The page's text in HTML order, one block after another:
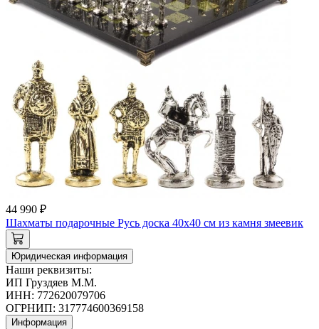
44 990 ₽
Шахматы подарочные Русь доска 40х40 см из камня змеевик
Юридическая информация
Наши реквизиты:
ИП Груздяев М.М.
ИНН: 772620079706
ОГРНИП: 317774600369158
Информация